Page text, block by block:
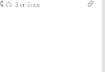
3 yıl önce